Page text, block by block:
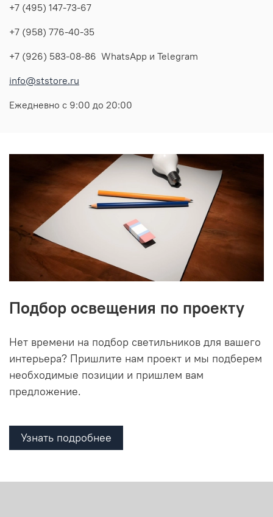
+7 (495) 147-73-67
+7 (958) 776-40-35
+7 (926) 583-08-86 WhatsApp и Telegram
info@ststore.ru
Ежедневно с 9:00 до 20:00
Подбор освещения по проекту
Нет времени на подбор светильников для вашего
интерьера? Пришлите нам проект и мы подберем
необходимые позиции и пришлем вам
предложение.
Узнать подробнее